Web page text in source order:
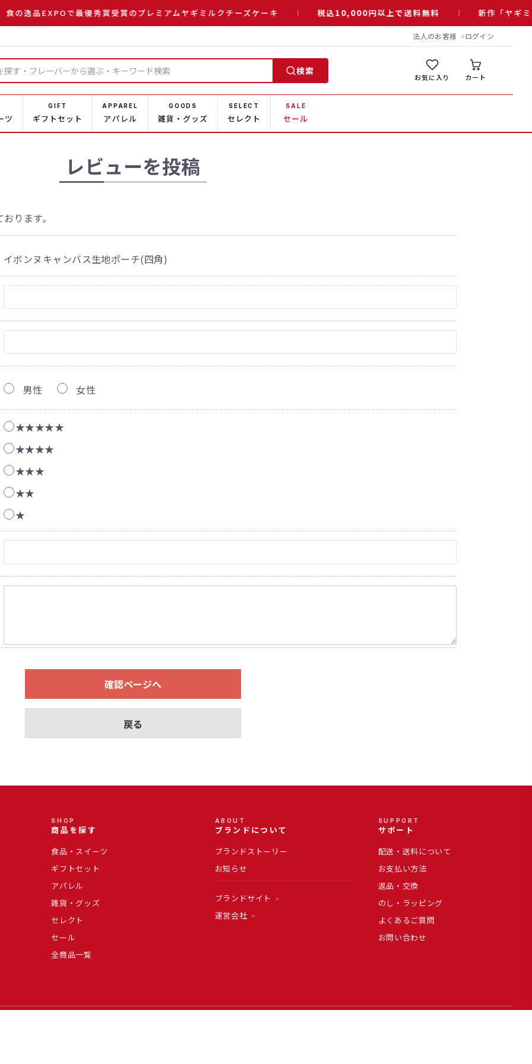
食の逸品EXPOで最優秀賞受賞のプレミアムヤギミルクチーズケーキ 税込10,000円以上で送料無料 新作「ヤギミ
法人のお客様 ログイン
検索
お気に入り カート
ツ
GIFT
ギフトセット
APPAREL
アパレル
GOODS
雑貨・グッズ
SELECT
セレクト
SALE
セール
レビューを投稿
ります。
イボンヌキャンバス生地ポーチ(四角)
男性 女性
★★★★★
★★★★
★★★
★★
★
確認ページへ
戻る
SHOP
商品を探す
食品・スイーツ
ギフトセット
アパレル
雑貨・グッズ
セレクト
セール
全商品一覧
ABOUT
ブランドについて
ブランドストーリー
お知らせ
ブランドサイト
運営会社
SUPPORT
サポート
配送・送料について
お支払い方法
返品・交換
のし・ラッピング
よくあるご質問
お問い合わせ